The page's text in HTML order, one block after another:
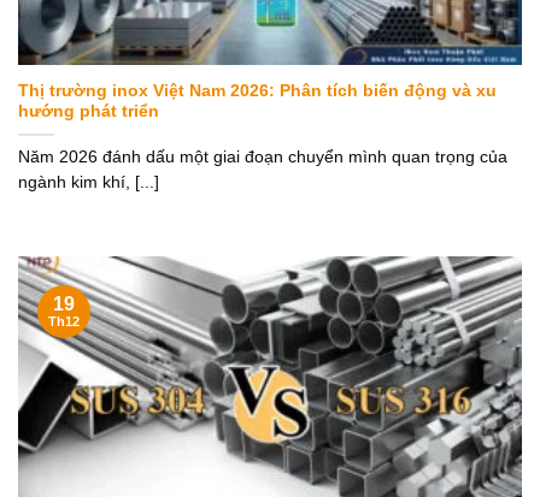
Thị trường inox Việt Nam 2026: Phân tích biến động và xu
hướng phát triển
Năm 2026 đánh dấu một giai đoạn chuyển mình quan trọng của
ngành kim khí, [...]
19
Th12